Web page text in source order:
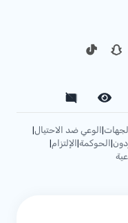
|الوعي ضد الاحتيال|
|الحوكمة|الإلتزام|